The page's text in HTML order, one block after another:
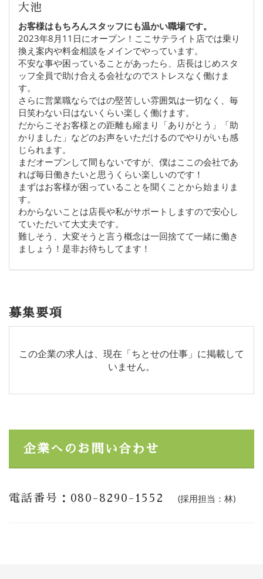
大池
お客様はもちろんスタッフにも温かい職場です。
2023年8月11日にオープン！ここサテライト店では乗り
換え案内や料金相談をメインでやっています。
不安な事や困っていることがあったら、店長はじめスタ
ッフ全員で助け合える会社なのでストレスなく働けま
す。
さらに営業職ならではの堅苦しい雰囲気は一切なく、毎
日笑わない日はないくらい楽しく働けます。
だからこそお客様との距離も縮まり「ありがとう」「助
かりました」などのお声をいただけるのでやりがいも感
じられます。
まだオープンして間もないですが、僕はここの会社であ
れば毎日働きたいと思うくらい楽しいのです！
まずはお客様が困っていることを聞くことから始まりま
す。
わからないことは店長や私がサポートしますので安心し
ていただいて大丈夫です。
難しそう、大変そうと言う概念は一回捨てて一緒に働き
ましょう！是非お待ちしてます！
募集要項
この企業の求人は、現在「ちとせの仕事」に掲載して
いません。
企業へのお問い合わせ
電話番号：080-8290-1552 (採用担当：林)